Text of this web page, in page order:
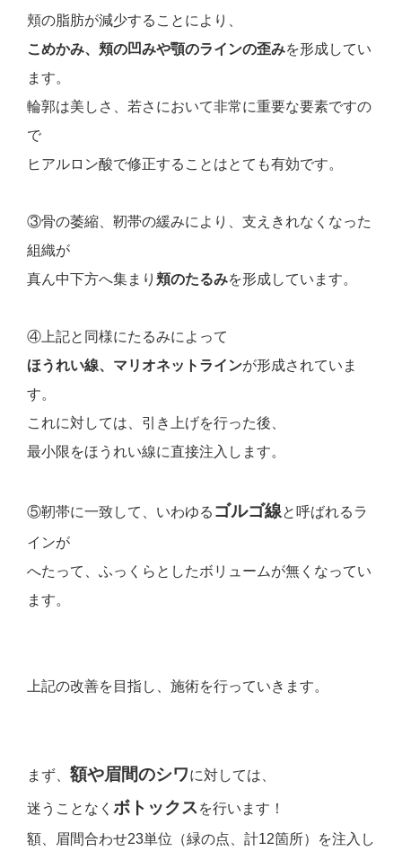
頬の脂肪が減少することにより、
こめかみ、頬の凹みや顎のラインの歪みを形成してい
ます。
輪郭は美しさ、若さにおいて非常に重要な要素ですの
で
ヒアルロン酸で修正することはとても有効です。
③骨の萎縮、靭帯の緩みにより、支えきれなくなった
組織が
真ん中下方へ集まり 頬のたるみを形成しています。
④上記と同様にたるみによって
ほうれい線、マリオネットラインが形成されていま
す。
これに対しては、引き上げを行った後、
最小限をほうれい線に直接注入します。
⑤靭帯に一致して、いわゆる ゴルゴ線と呼ばれるラ
インが
へたって、ふっくらとしたボリュームが無くなってい
ます。
上記の改善を目指し、施術を行っていきます。
まず、 額や眉間のシワに対しては、
迷うことなく ボトックス を行います！
額、眉間合わせ23単位（緑の点、計12箇所）を注入し